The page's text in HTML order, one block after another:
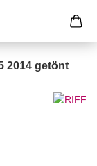
2014 getönt